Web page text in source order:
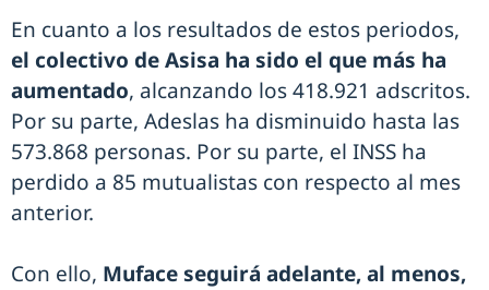
En cuanto a los resultados de estos periodos,
el colectivo de Asisa ha sido el que más ha
aumentado, alcanzando los 418.921 adscritos.
Por su parte, Adeslas ha disminuido hasta las
573.868 personas. Por su parte, el INSS ha
perdido a 85 mutualistas con respecto al mes
anterior.
Con ello, Muface seguirá adelante, al menos,